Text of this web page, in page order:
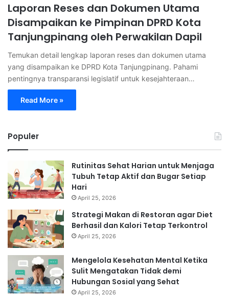
Laporan Reses dan Dokumen Utama
Disampaikan ke Pimpinan DPRD Kota
Tanjungpinang oleh Perwakilan Dapil
Temukan detail lengkap laporan reses dan dokumen utama
yang disampaikan ke DPRD Kota Tanjungpinang. Pahami
pentingnya transparansi legislatif untuk kesejahteraan…
Read More »
Populer
Rutinitas Sehat Harian untuk Menjaga
Tubuh Tetap Aktif dan Bugar Setiap
Hari
April 25, 2026
Strategi Makan di Restoran agar Diet
Berhasil dan Kalori Tetap Terkontrol
April 25, 2026
Mengelola Kesehatan Mental Ketika
Sulit Mengatakan Tidak demi
Hubungan Sosial yang Sehat
April 25, 2026